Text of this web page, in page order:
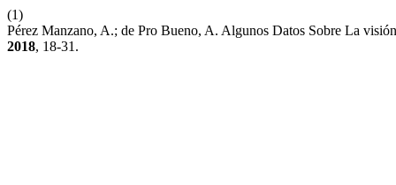
(1)
Pérez Manzano, A.; de Pro Bueno, A. Algunos Datos Sobre La
2018, 18-31.